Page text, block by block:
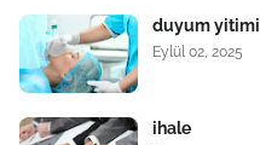
duyum yitimi
Eylül 02, 2025
ihale